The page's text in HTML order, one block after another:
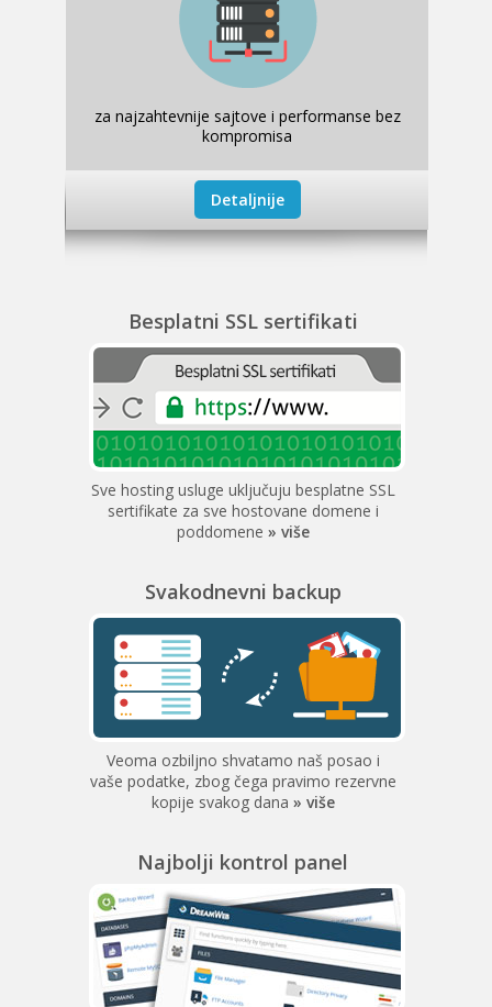
za najzahtevnije sajtove i performanse bez
kompromisa
Detaljnije
Besplatni SSL sertifikati
Sve hosting usluge uključuju besplatne SSL
sertifikate za sve hostovane domene i
poddomene » više
Svakodnevni backup
Veoma ozbiljno shvatamo naš posao i
vaše podatke, zbog čega pravimo rezervne
kopije svakog dana » više
Najbolji kontrol panel